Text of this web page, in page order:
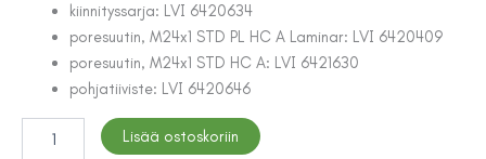
kiinnityssarja: LVI 6420634
poresuutin, M24x1 STD PL HC A Laminar: LVI 6420409
poresuutin, M24x1 STD HC A: LVI 6421630
pohjatiiviste: LVI 6420646
PESUALLASHANA
ORAS
Lisää ostoskoriin